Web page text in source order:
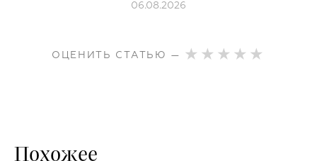
06.08.2026
ОЦЕНИТЬ СТАТЬЮ —
Похожее